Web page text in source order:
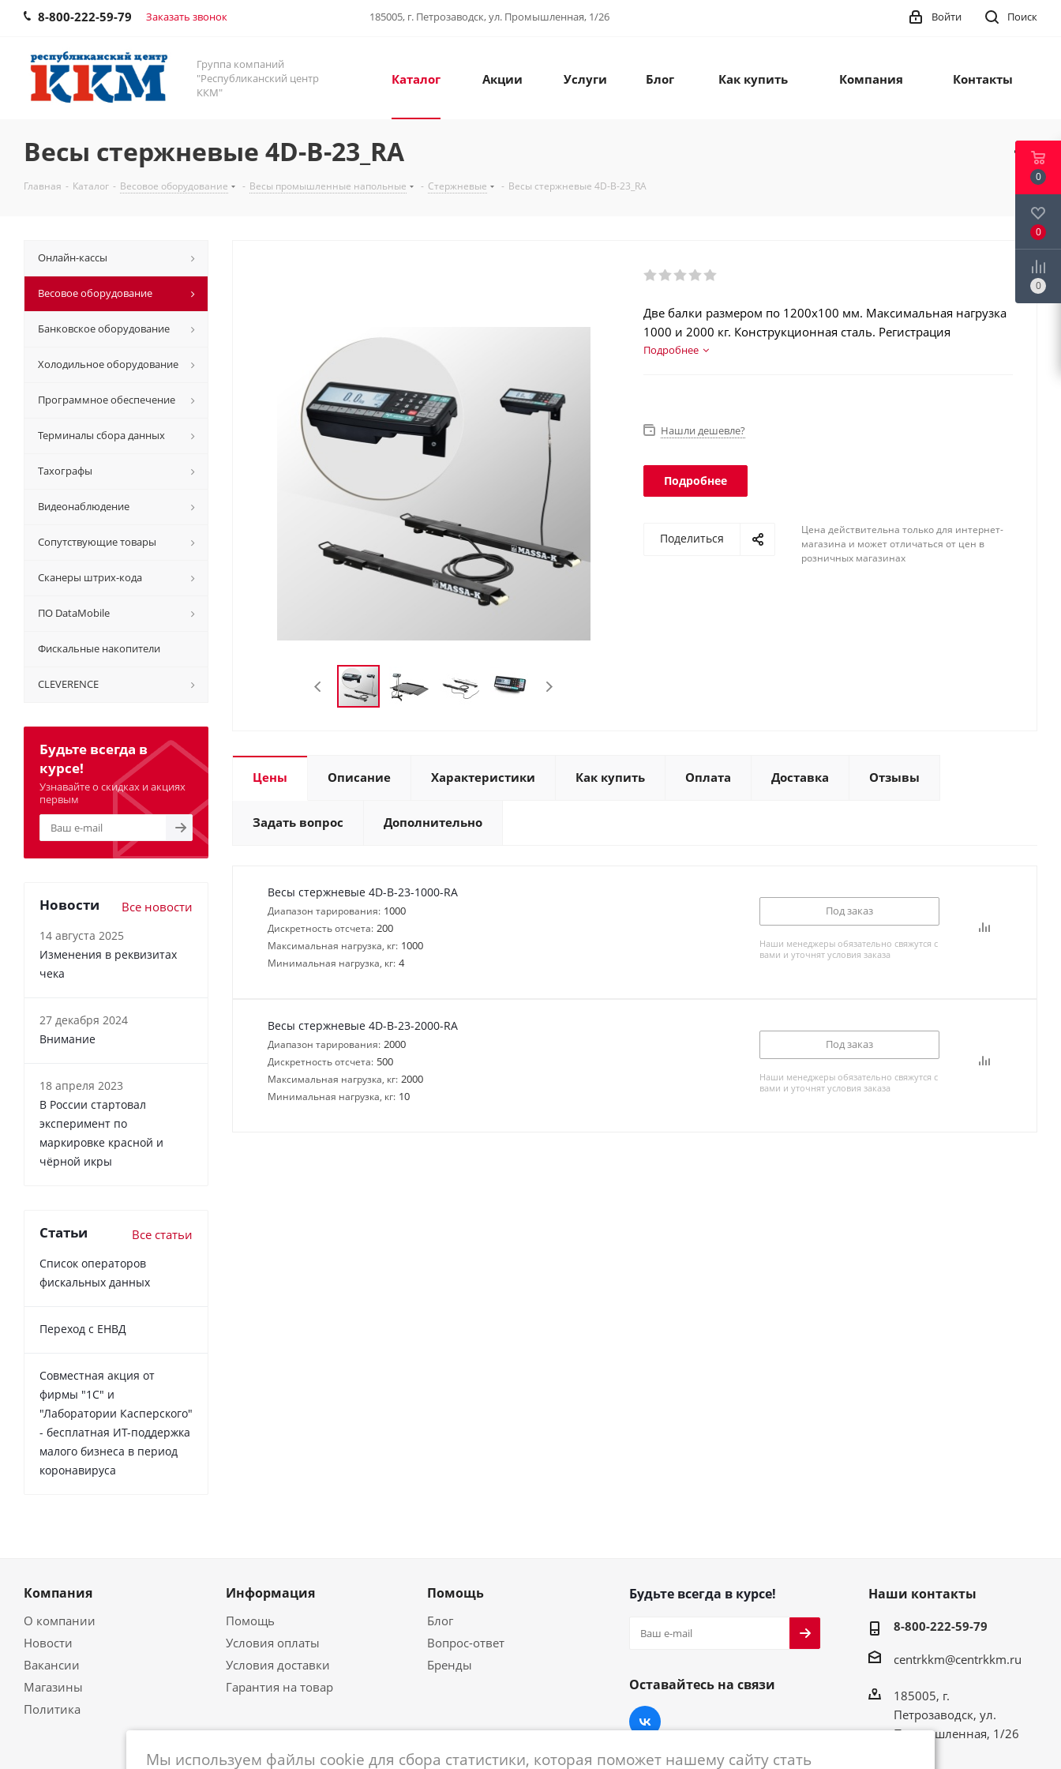
8-800-222-59-79 Заказать звонок 185005, г. Петрозаводск, ул. Промышленная, 1/26 Поиск
Войти
Группа компаний
"Республиканский центр
ККМ"
Каталог Акции Услуги Блог Как купить Компания Контакты
Весы стержневые 4D-B-23_RA
Главная - Каталог - Весовое оборудование - Весы промышленные напольные - Стержневые - Весы стержневые 4D-B-23_RA
Две балки размером по 1200х100 мм. Максимальная нагрузка
1000 и 2000 кг. Конструкционная сталь. Регистрация
операций. Интеграция в учетные программы. Класс защиты
Подробнее
Нашли дешевле?
Подробнее
Поделиться
Цена действительна только для интернет-
магазина и может отличаться от цен в
розничных магазинах
Цены Описание Характеристики Как купить Оплата Доставка Отзывы
Задать вопрос Дополнительно
Весы стержневые 4D-B-23-1000-RA
Диапазон тарирования: 1000
Дискретность отсчета: 200
Максимальная нагрузка, кг: 1000
Минимальная нагрузка, кг: 4
Под заказ
Наши менеджеры обязательно свяжутся с
вами и уточнят условия заказа
Весы стержневые 4D-B-23-2000-RA
Диапазон тарирования: 2000
Дискретность отсчета: 500
Максимальная нагрузка, кг: 2000
Минимальная нагрузка, кг: 10
Под заказ
Наши менеджеры обязательно свяжутся с
вами и уточнят условия заказа
Онлайн-кассы
Весовое оборудование
Банковское оборудование
Холодильное оборудование
Программное обеспечение
Терминалы сбора данных
Тахографы
Видеонаблюдение
Сопутствующие товары
Сканеры штрих-кода
ПО DataMobile
Фискальные накопители
CLEVERENCE
Будьте всегда в
курсе!
Узнавайте о скидках и акциях
первым
Новости Все новости
14 августа 2025
Изменения в реквизитах
чека
27 декабря 2024
Внимание
18 апреля 2023
В России cтартовал
эксперимент по
маркировке красной и
чёрной икры
Статьи Все статьи
Список операторов
фискальных данных
Переход с ЕНВД
Совместная акция от
фирмы "1С" и
"Лаборатории Касперского"
- бесплатная ИТ-поддержка
малого бизнеса в период
коронавируса
Компания
О компании
Новости
Вакансии
Магазины
Политика
Информация
Помощь
Условия оплаты
Условия доставки
Гарантия на товар
Помощь
Блог
Вопрос-ответ
Бренды
Будьте всегда в курсе!
Оставайтесь на связи
Наши контакты
8-800-222-59-79
centrkkm@centrkkm.ru
185005, г.
Петрозаводск, ул.
Промышленная, 1/26
Мы используем файлы cookie для сбора статистики, которая поможет нашему сайту стать
0
0
0